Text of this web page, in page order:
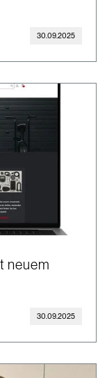
30.09.2025
neuem
30.09.2025